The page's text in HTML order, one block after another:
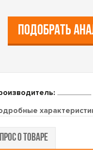
ПОДОБРАТЬ
О ТОВАРЕ